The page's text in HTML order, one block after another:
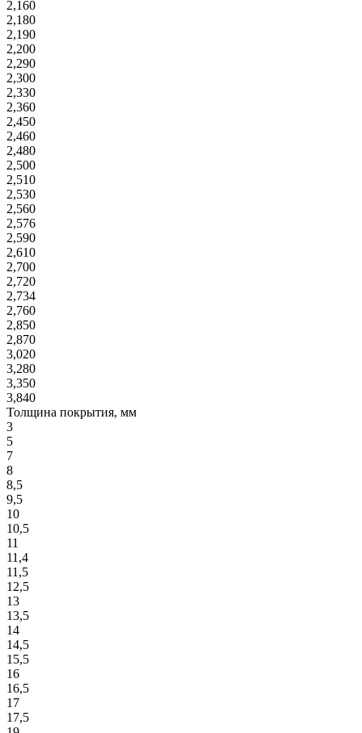
2,160
2,180
2,190
2,200
2,290
2,300
2,330
2,360
2,450
2,460
2,480
2,500
2,510
2,530
2,560
2,576
2,590
2,610
2,700
2,720
2,734
2,760
2,850
2,870
3,020
3,280
3,350
3,840
Толщина покрытия, мм
3
5
7
8
8,5
9,5
10
10,5
11
11,4
11,5
12,5
13
13,5
14
14,5
15,5
16
16,5
17
17,5